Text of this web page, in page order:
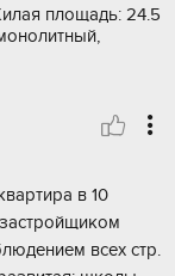
площадь: 24.5
в 10
вcеx cтp.